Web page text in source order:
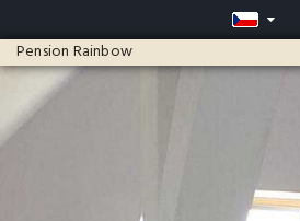
Pension Rainbow